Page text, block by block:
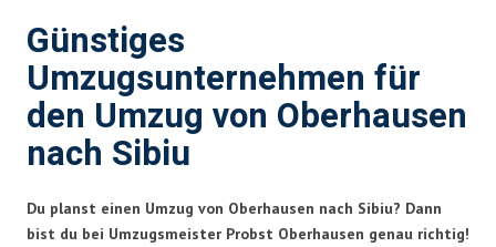
Günstiges
Umzugsunternehmen für
den Umzug von Oberhausen
nach Sibiu
Du planst einen Umzug von Oberhausen nach Sibiu? Dann
bist du bei Umzugsmeister Probst Oberhausen genau richtig!